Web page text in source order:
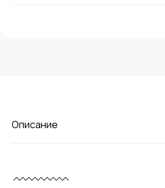
Описание